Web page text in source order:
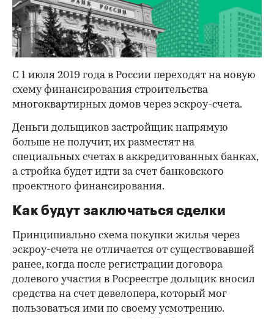
С 1 июля 2019 года в России переходят на новую
схему финансирования строительства
многоквартирных домов через эскроу-счета.
Деньги дольщиков застройщик напрямую
больше не получит, их разместят на
специальных счетах в аккредитованных банках,
а стройка будет идти за счет банковского
проектного финансирования.
Как будут заключаться сделки
Принципиально схема покупки жилья через
эскроу-счета не отличается от существовавшей
ранее, когда после регистрации договора
долевого участия в Росреестре дольщик вносил
средства на счет девелопера, который мог
пользоваться ими по своему усмотрению.